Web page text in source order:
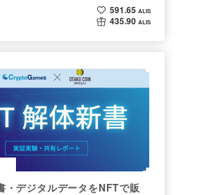
591.65 ALIS
435.90 ALIS
・デジタルデータをNFTで販